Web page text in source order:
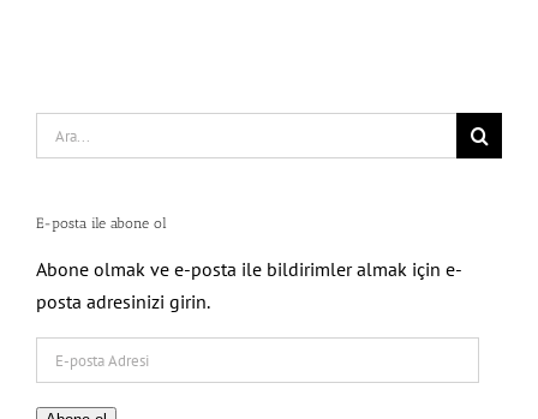
Search
for:
E-posta ile abone ol
Abone olmak ve e-posta ile bildirimler almak için e-
posta adresinizi girin.
posta